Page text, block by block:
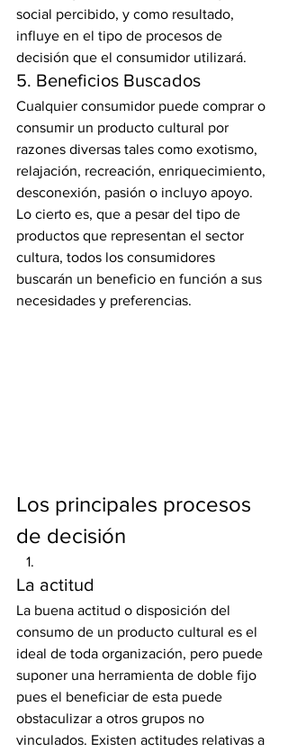
social percibido, y como resultado,
influye en el tipo de procesos de
decisión que el consumidor utilizará.
5. Beneficios Buscados
Cualquier consumidor puede comprar o
consumir un producto cultural por
razones diversas tales como exotismo,
relajación, recreación, enriquecimiento,
desconexión, pasión o incluyo apoyo.
Lo cierto es, que a pesar del tipo de
productos que representan el sector
cultura, todos los consumidores
buscarán un beneficio en función a sus
necesidades y preferencias.
Los principales procesos
de decisión
La actitud
La buena actitud o disposición del
consumo de un producto cultural es el
ideal de toda organización, pero puede
suponer una herramienta de doble fijo
pues el beneficiar de esta puede
obstaculizar a otros grupos no
vinculados. Existen actitudes relativas a